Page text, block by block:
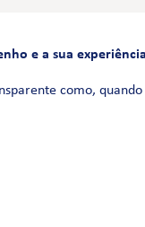
e a sua
como,